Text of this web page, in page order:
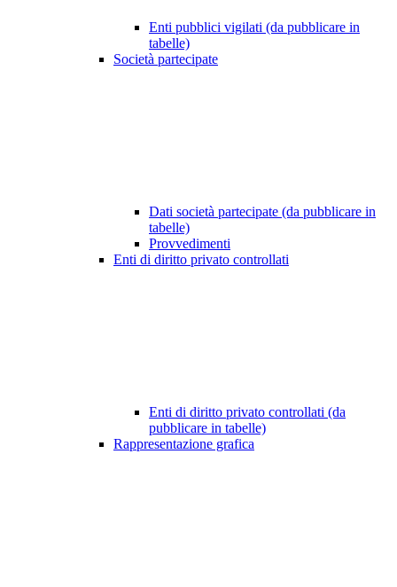
Enti pubblici vigilati (da pubblicare in
tabelle)
Società partecipate
Dati società partecipate (da pubblicare in
tabelle)
Provvedimenti
Enti di diritto privato controllati
Enti di diritto privato controllati (da
pubblicare in tabelle)
Rappresentazione grafica